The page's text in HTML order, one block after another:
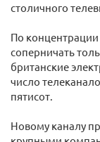
столичного
По
соперничать
британские
число
пятисот.
Новому каналу